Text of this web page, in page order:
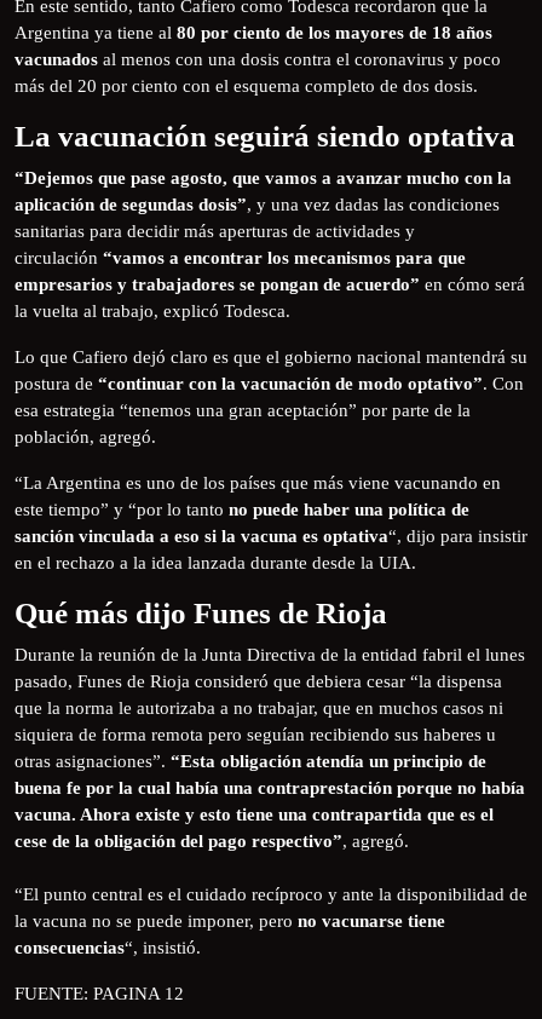
En este sentido, tanto Cafiero como Todesca recordaron que la
Argentina ya tiene al 80 por ciento de los mayores de 18 años
vacunados al menos con una dosis contra el coronavirus y poco
más del 20 por ciento con el esquema completo de dos dosis.
La vacunación seguirá siendo optativa
“Dejemos que pase agosto, que vamos a avanzar mucho con la
aplicación de segundas dosis”, y una vez dadas las condiciones
sanitarias para decidir más aperturas de actividades y
circulación “vamos a encontrar los mecanismos para que
empresarios y trabajadores se pongan de acuerdo” en cómo será
la vuelta al trabajo, explicó Todesca.
Lo que Cafiero dejó claro es que el gobierno nacional mantendrá su
postura de “continuar con la vacunación de modo optativo”. Con
esa estrategia “tenemos una gran aceptación” por parte de la
población, agregó.
“La Argentina es uno de los países que más viene vacunando en
este tiempo” y “por lo tanto no puede haber una política de
sanción vinculada a eso si la vacuna es optativa“, dijo para insistir
en el rechazo a la idea lanzada durante desde la UIA.
Qué más dijo Funes de Rioja
Durante la reunión de la Junta Directiva de la entidad fabril el lunes
pasado, Funes de Rioja consideró que debiera cesar “la dispensa
que la norma le autorizaba a no trabajar, que en muchos casos ni
siquiera de forma remota pero seguían recibiendo sus haberes u
otras asignaciones”. “Esta obligación atendía un principio de
buena fe por la cual había una contraprestación porque no había
vacuna. Ahora existe y esto tiene una contrapartida que es el
cese de la obligación del pago respectivo”, agregó.
“El punto central es el cuidado recíproco y ante la disponibilidad de
la vacuna no se puede imponer, pero no vacunarse tiene
consecuencias“, insistió.
FUENTE: PAGINA 12